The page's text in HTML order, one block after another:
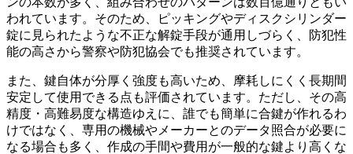
われています。そのため、ピッキングやディスクシリンダー
錠に見られたような不正な解錠手段が通用しづらく、防犯性
能の高さから警察や防犯協会でも推奨されています。
また、鍵自体が分厚く強度も高いため、摩耗しにくく長期間
安定して使用できる点も評価されています。ただし、その高
精度・高難易度な構造ゆえに、誰でも簡単に合鍵が作れるわ
けではなく、専用の機械やメーカーとのデータ照合が必要に
なる場合も多く、作成の手間や費用が一般的な鍵より高くな